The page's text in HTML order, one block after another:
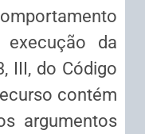
da
III, do Código
contém
argumentos